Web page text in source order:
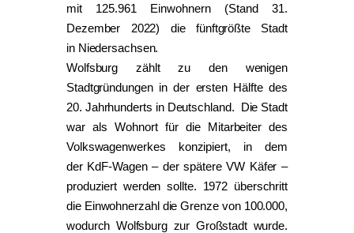
mit 125.961 Einwohnern (Stand 31.
Dezember 2022) die fünftgrößte Stadt
in Niedersachsen.
Wolfsburg zählt zu den wenigen
Stadtgründungen in der ersten Hälfte des
20. Jahrhunderts in Deutschland. Die Stadt
war als Wohnort für die Mitarbeiter des
Volkswagenwerkes konzipiert, in dem
der KdF-Wagen – der spätere VW Käfer –
produziert werden sollte. 1972 überschritt
die Einwohnerzahl die Grenze von 100.000,
wodurch Wolfsburg zur Großstadt wurde.